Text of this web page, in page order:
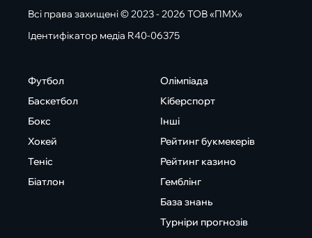
Всі права захищені © 2023 - 2026 ТОВ «ПМХ»
Ідентифікатор медіа R40-06375
Футбол
Баскетбол
Бокс
Хокей
Теніс
Біатлон
Олімпіада
Кіберспорт
Інші
Рейтинг букмекерів
Рейтинг казино
Гемблінг
База знань
Турніри прогнозів